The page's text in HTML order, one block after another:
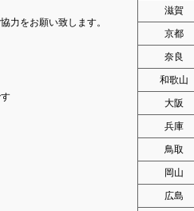
力をお願い致します。
滋賀
京都
奈良
和歌山
大阪
兵庫
鳥取
岡山
広島